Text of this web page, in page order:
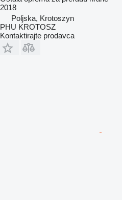
2018
Poljska, Krotoszyn
PHU KROTOSZ
Kontaktirajte prodavca